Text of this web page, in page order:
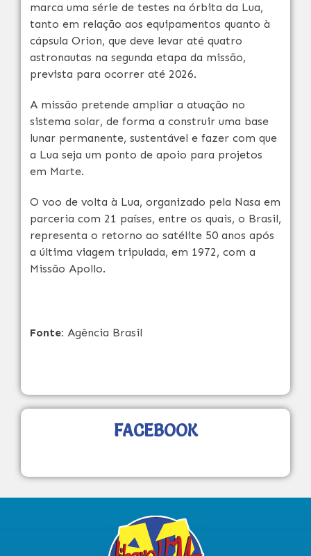
marca uma série de testes na órbita da Lua,
tanto em relação aos equipamentos quanto à
cápsula Orion, que deve levar até quatro
astronautas na segunda etapa da missão,
prevista para ocorrer até 2026.
A missão pretende ampliar a atuação no
sistema solar, de forma a construir uma base
lunar permanente, sustentável e fazer com que
a Lua seja um ponto de apoio para projetos
em Marte.
O voo de volta à Lua, organizado pela Nasa em
parceria com 21 países, entre os quais, o Brasil,
representa o retorno ao satélite 50 anos após
a última viagem tripulada, em 1972, com a
Missão Apollo.
Fonte: Agência Brasil
FACEBOOK